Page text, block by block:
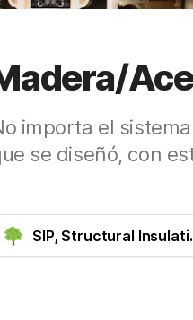
importa el
se diseñó, con
SIP,